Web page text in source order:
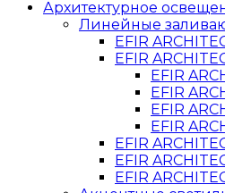
Архитектурное
Линейные
EFIR
EFIR
EFIR
EFIR
EFIR
EFIR
EFIR
EFIR
EFIR